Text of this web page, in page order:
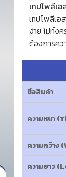
เทปโพลีเ
เทปโพลีเอ
ง่าย ไม่ทิ้ง
ต้องการคว
ชื่อสินค้า
ความหนา
ความกว้าง
ความยาว